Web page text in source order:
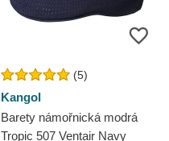
(5)
Kangol
Barety námořnická modrá
Tropic 507 Ventair Navy